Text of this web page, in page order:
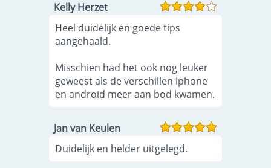
Kelly Herzet
Heel duidelijk en goede tips
aangehaald.
Misschien had het ook nog leuker
geweest als de verschillen iphone
en android meer aan bod kwamen.
Jan van Keulen
Duidelijk en helder uitgelegd.